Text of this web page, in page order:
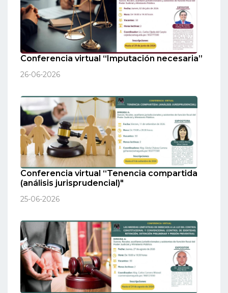
Conferencia virtual “Imputación necesaria”
26-06-2026
Conferencia virtual “Tenencia compartida
(análisis jurisprudencial)"
25-06-2026